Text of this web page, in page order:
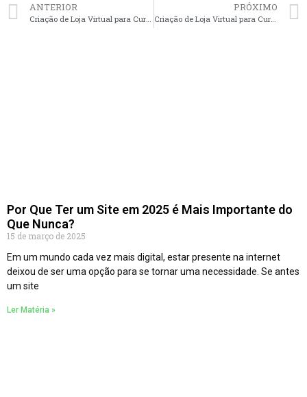
ANTERIOR PRÓXIMO
Criação de Loja Virtual para Cursos Online em Florianópolis – SC faça seu orçamento
Por Que Ter um Site em 2025 é Mais Importante do
Que Nunca?
15 de março de 2025
Em um mundo cada vez mais digital, estar presente na internet
deixou de ser uma opção para se tornar uma necessidade. Se antes
um site
Ler Matéria »